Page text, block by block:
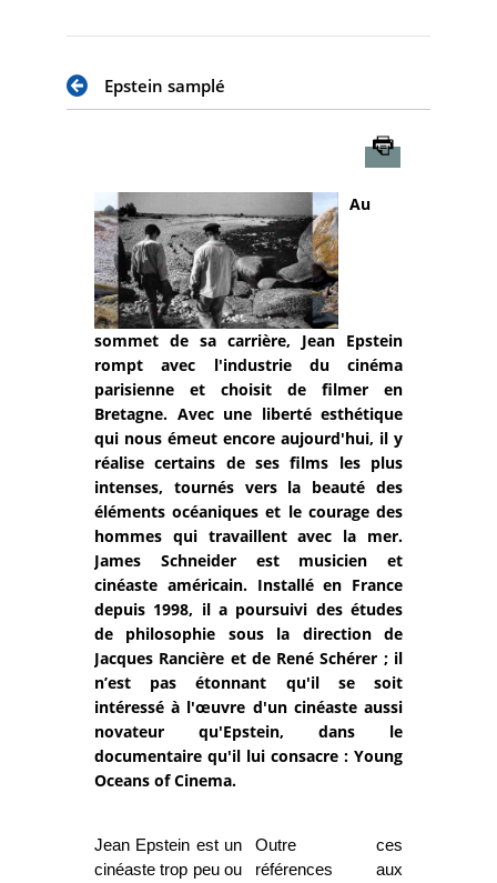
Epstein samplé
Au
sommet de sa carrière, Jean Epstein
rompt avec l'industrie du cinéma
parisienne et choisit de filmer en
Bretagne. Avec une liberté esthétique
qui nous émeut encore aujourd'hui, il y
réalise certains de ses films les plus
intenses, tournés vers la beauté des
éléments océaniques et le courage des
hommes qui travaillent avec la mer.
James Schneider est musicien et
cinéaste américain. Installé en France
depuis 1998, il a poursuivi des études
de philosophie sous la direction de
Jacques Rancière et de René Schérer ; il
n’est pas étonnant qu'il se soit
intéressé à l'œuvre d'un cinéaste aussi
novateur qu'Epstein, dans le
documentaire qu'il lui consacre : Young
Oceans of Cinema.
Jean Epstein est un
cinéaste trop peu ou
Outre ces
références aux